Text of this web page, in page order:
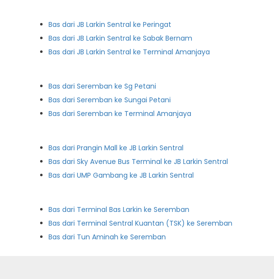
Bas dari JB Larkin Sentral ke Peringat
Bas dari JB Larkin Sentral ke Sabak Bernam
Bas dari JB Larkin Sentral ke Terminal Amanjaya
Bas dari Seremban ke Sg Petani
Bas dari Seremban ke Sungai Petani
Bas dari Seremban ke Terminal Amanjaya
Bas dari Prangin Mall ke JB Larkin Sentral
Bas dari Sky Avenue Bus Terminal ke JB Larkin Sentral
Bas dari UMP Gambang ke JB Larkin Sentral
Bas dari Terminal Bas Larkin ke Seremban
Bas dari Terminal Sentral Kuantan (TSK) ke Seremban
Bas dari Tun Aminah ke Seremban